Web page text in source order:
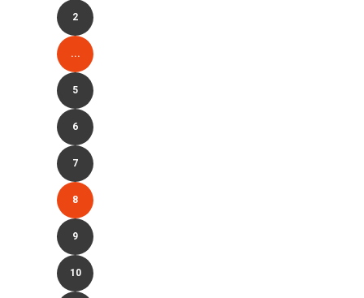
2
...
5
6
7
8
9
10